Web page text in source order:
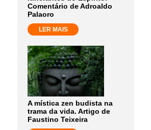
Comentário de Adroaldo
Palaoro
LER MAIS
A mística zen budista na
trama da vida. Artigo de
Faustino Teixeira